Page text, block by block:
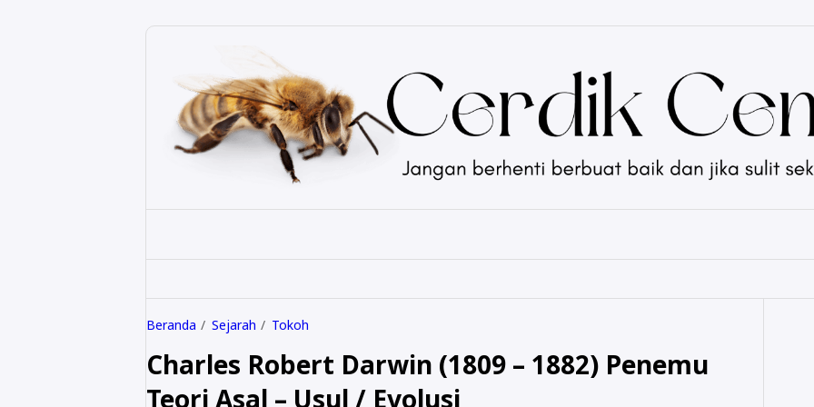
Beranda Sejarah Tokoh
Charles Robert Darwin (1809 – 1882) Penemu
Teori Asal – Usul / Evolusi